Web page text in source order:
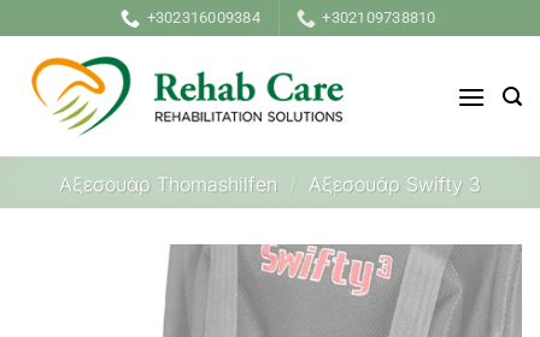
στο
περιεχόμενο
+302316009384 +302109738810
Αξεσουάρ Thomashilfen / Αξεσουάρ Swifty 3